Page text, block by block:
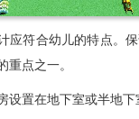
符合幼儿的特点。保
重点之一。
置在地下室或半地下